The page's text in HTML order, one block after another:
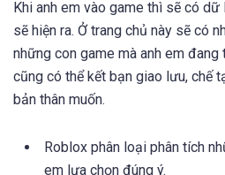
Khi anh em vào game thì sẽ có dữ
sẽ hiện ra. Ở trang chủ này sẽ có
những con game mà anh em đang
cũng có thể kết bạn giao lưu, chế
bản thân muốn.
Roblox phân loại phân tích
em lựa chọn đúng ý.